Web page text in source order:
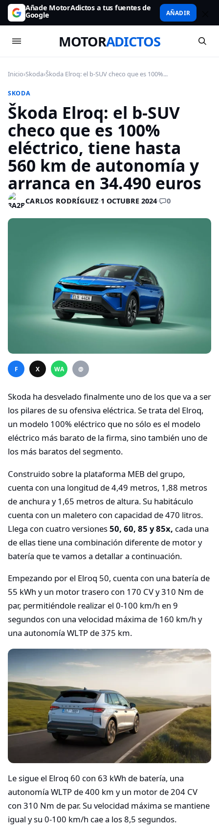
Añade MotorAdictos a tus fuentes de
Google AÑADIR
MOTORADICTOS
Inicio›Skoda›Škoda Elroq: el b-SUV checo que es 100%...
SKODA
Škoda Elroq: el b-SUV
checo que es 100%
eléctrico, tiene hasta
560 km de autonomía y
arranca en 34.490 euros
CARLOS RODRÍGUEZ·1 OCTUBRE 2024· 0
F X WA @
Skoda ha desvelado finalmente uno de los que va a ser
los pilares de su ofensiva eléctrica. Se trata del Elroq,
un modelo 100% eléctrico que no sólo es el modelo
eléctrico más barato de la firma, sino también uno de
los más baratos del segmento.
Construido sobre la plataforma MEB del grupo,
cuenta con una longitud de 4,49 metros, 1,88 metros
de anchura y 1,65 metros de altura. Su habitáculo
cuenta con un maletero con capacidad de 470 litros.
Llega con cuatro versiones50, 60, 85 y 85x, cada una
de ellas tiene una combinación diferente de motor y
batería que te vamos a detallar a continuación.
Empezando por el Elroq 50, cuenta con una batería de
55 kWh y un motor trasero con 170 CV y 310 Nm de
par, permitiéndole realizar el 0-100 km/h en 9
segundos con una velocidad máxima de 160 km/h y
una autonomía WLTP de 375 km.
Le sigue el Elroq 60 con 63 kWh de batería, una
autonomía WLTP de 400 km y un motor de 204 CV
con 310 Nm de par. Su velocidad máxima se mantiene
igual y su 0-100 km/h cae a los 8,5 segundos.